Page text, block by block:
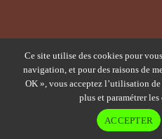
Mentions légales et
Ce site utilise des cookies pour
navigation, et pour des raisons de
OK », vous acceptez l’utilisation
plus et paramétrer
ACCEPTER